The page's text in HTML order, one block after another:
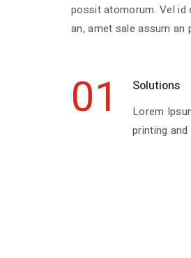
possit atomorum. Vel id
an, amet sale assum an
01 Solutions
Lorem
printing